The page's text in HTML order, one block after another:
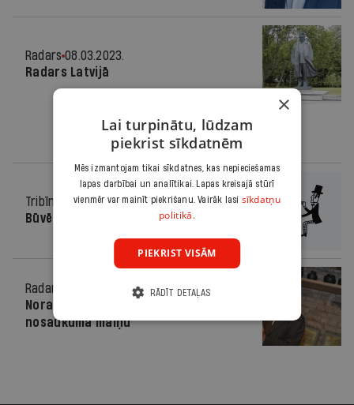
Radars 08.03.2023.
Radars Latvijā
Tribīne
25.07.2018.
Būvē nevietā
Radars
Noraida ieceri par Dudajeva gatves
nosaukuma maiņu
×
Lai turpinātu, lūdzam
piekrist sīkdatnēm
Mēs izmantojam tikai sīkdatnes, kas nepieciešamas
lapas darbībai un analītikai. Lapas kreisajā stūrī
vienmēr var mainīt piekrišanu. Vairāk lasi sīkdatņu
politikā.
PIEKRIST VISĀM
RĀDĪT DETAĻAS